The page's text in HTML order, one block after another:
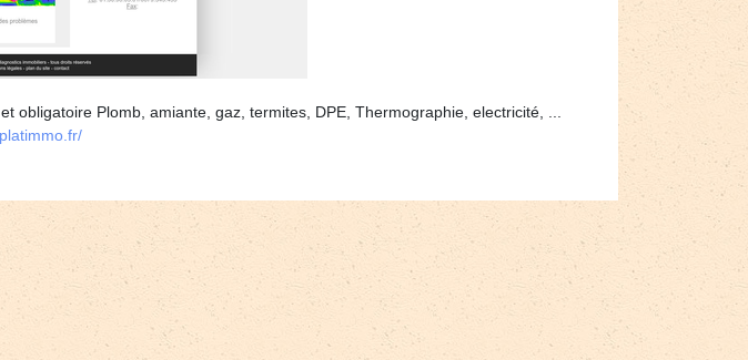
Plomb, amiante, gaz, termites, DPE, Thermographie, electricité, ...